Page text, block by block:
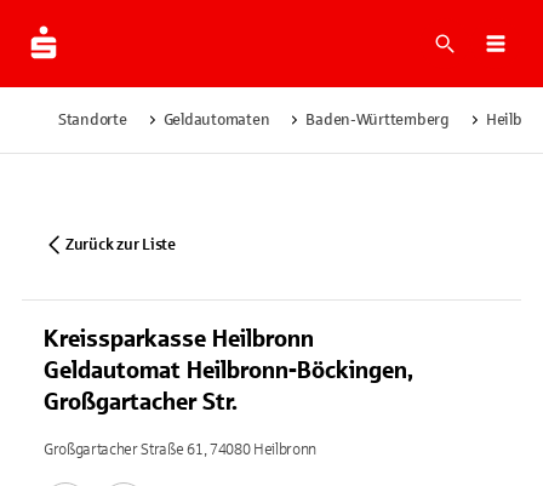
Suche
Standorte Geldautomaten Baden-Württemberg
Zurück zur Liste
Kreissparkasse Heilbronn
Geldautomat Heilbronn-Böckingen,
Großgartacher Str.
Großgartacher Straße 61, 74080 Heilbronn